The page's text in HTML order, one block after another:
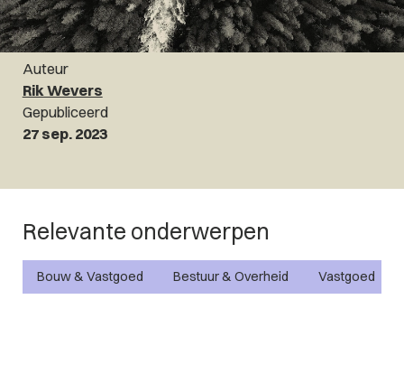
Auteur
Rik Wevers
Gepubliceerd
27 sep. 2023
Relevante onderwerpen
Bouw & Vastgoed Bestuur & Overheid Vastgoed